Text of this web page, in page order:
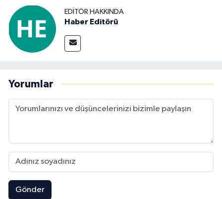
EDITÖR HAKKINDA
Haber Editörü
Yorumlar
Gönder